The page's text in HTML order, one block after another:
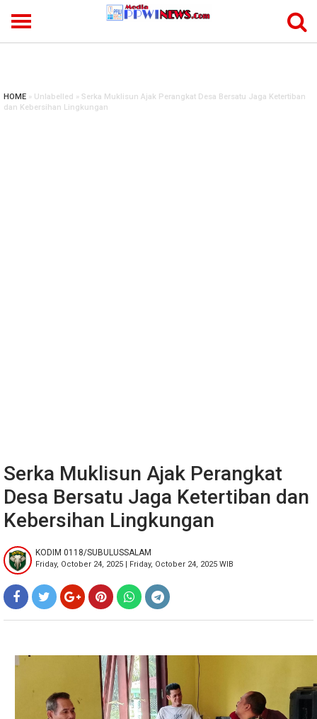
HOME » Unlabelled » Serka Muklisun Ajak Perangkat Desa Bersatu Jaga Ketertiban
dan Kebersihan Lingkungan
Serka Muklisun Ajak Perangkat
Desa Bersatu Jaga Ketertiban dan
Kebersihan Lingkungan
KODIM 0118/SUBULUSSALAM
Friday, October 24, 2025 | Friday, October 24, 2025 WIB